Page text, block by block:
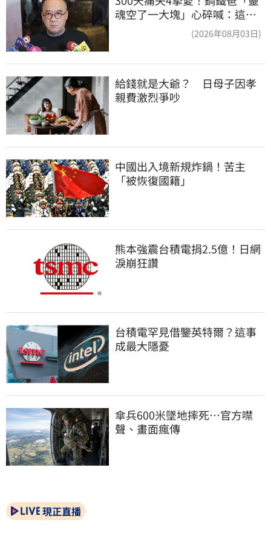
魂空了一大塊」心碎喊：這輩
(2026年08月03日)
給錢就是大爺？　日母子因孝
親費激烈爭吵
中國出入境新規炸鍋！苦主
「被恢復國籍」
熊本強震台積電捐2.5億！日網
淚崩狂讚
台積電罕見借鑒英特爾？這事
成最大隱憂
傘兵600米墜地摔死…官方噤
聲、畫面瘋傳
現正直播